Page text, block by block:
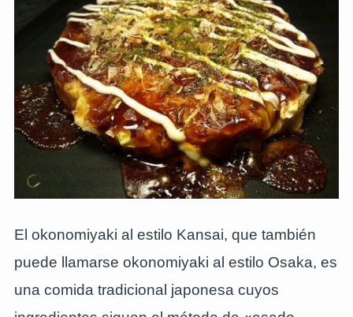
El okonomiyaki al estilo Kansai, que también
puede llamarse okonomiyaki al estilo Osaka, es
una comida tradicional japonesa cuyos